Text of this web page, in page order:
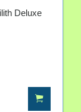
Deluxe